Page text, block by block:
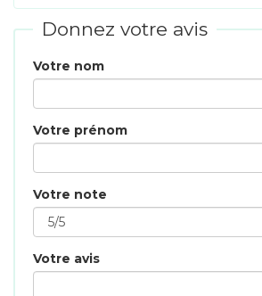
Donnez votre avis
Votre nom
Votre prénom
Votre note
Votre avis